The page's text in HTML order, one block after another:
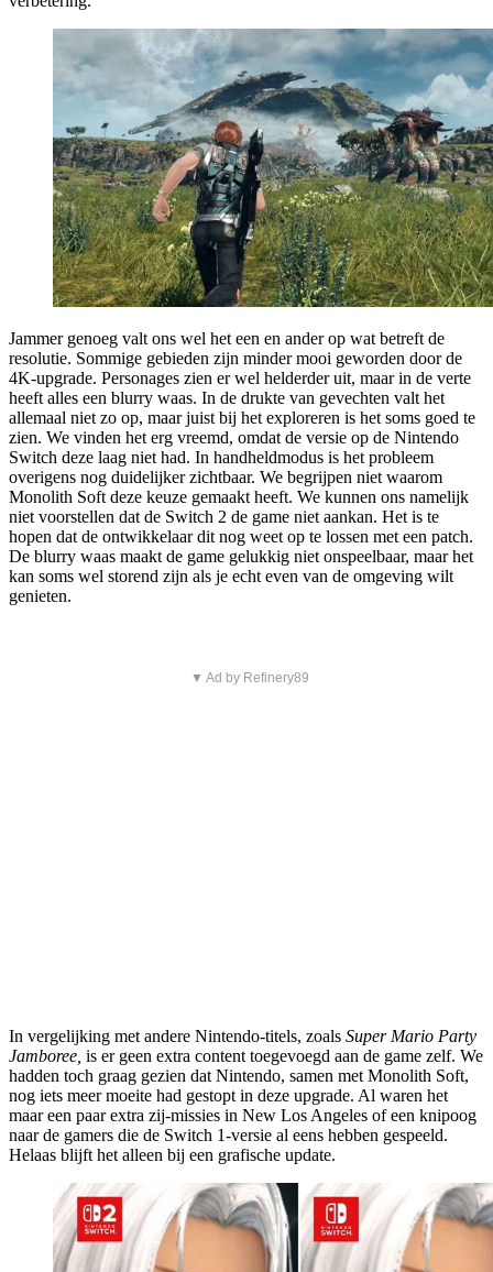
Jammer genoeg valt ons wel het een en ander op wat betreft de
resolutie. Sommige gebieden zijn minder mooi geworden door de
4K-upgrade. Personages zien er wel helderder uit, maar in de verte
heeft alles een blurry waas. In de drukte van gevechten valt het
allemaal niet zo op, maar juist bij het exploreren is het soms goed te
zien. We vinden het erg vreemd, omdat de versie op de Nintendo
Switch deze laag niet had. In handheldmodus is het probleem
overigens nog duidelijker zichtbaar. We begrijpen niet waarom
Monolith Soft deze keuze gemaakt heeft. We kunnen ons namelijk
niet voorstellen dat de Switch 2 de game niet aankan. Het is te
hopen dat de ontwikkelaar dit nog weet op te lossen met een patch.
De blurry waas maakt de game gelukkig niet onspeelbaar, maar het
kan soms wel storend zijn als je echt even van de omgeving wilt
genieten.
▼ Ad by Refinery89
In vergelijking met andere Nintendo-titels, zoals Super Mario Party
Jamboree, is er geen extra content toegevoegd aan de game zelf. We
hadden toch graag gezien dat Nintendo, samen met Monolith Soft,
nog iets meer moeite had gestopt in deze upgrade. Al waren het
maar een paar extra zij-missies in New Los Angeles of een knipoog
naar de gamers die de Switch 1-versie al eens hebben gespeeld.
Helaas blijft het alleen bij een grafische update.